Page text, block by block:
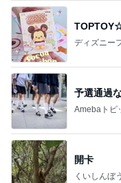
ディズニー
予選通過
Amebaトピ
開卡
くいしんぼ